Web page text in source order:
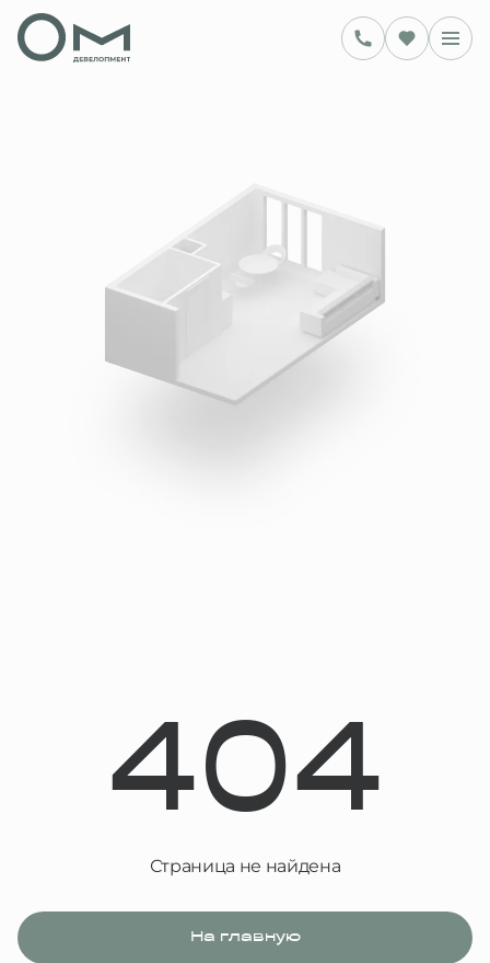
404
Страница не найдена
На главную